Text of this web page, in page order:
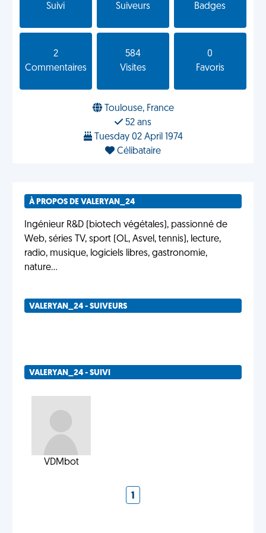
Suivi
Suiveurs
Badges
2
Commentaires
584
Visites
0
Favoris
Toulouse, France
52 ans
Tuesday 02 April 1974
Célibataire
À PROPOS DE VALERYAN_24
Ingénieur R&D (biotech végétales), passionné de
Web, séries TV, sport (OL, Asvel, tennis), lecture,
radio, musique, logiciels libres, gastronomie,
nature...
VALERYAN_24 - SUIVEURS
VALERYAN_24 - SUIVI
VDMbot
1